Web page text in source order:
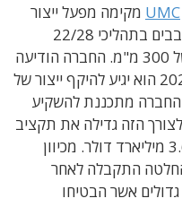
UMC מקימה מפעל ייצור
שבבים חדש בסינגפור, אשר ייצר שבבים בתהליכי 22/28
ננומטר ובפרוסות סיליקון בקוטר של 300 מ"מ. החברה הודיעה
שבשלב הראשון שיתחיל במהלך 2024 הוא יגיע להיקף ייצור של
החברה מתכננת להשקיע
הזה גדילה את תקציב
הרכש שלה ב-2022 להיקף של כ-3.6 מיליארד דולר. מכיוון
התקבלה לאחר
אשר הבטיחו